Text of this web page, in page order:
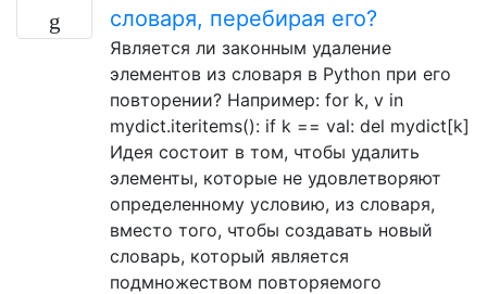
словаря, перебирая его?
Является ли законным удаление
элементов из словаря в Python при его
повторении? Например: for k, v in
mydict.iteritems(): if k == val: del mydict[k]
Идея состоит в том, чтобы удалить
элементы, которые не удовлетворяют
определенному условию, из словаря,
вместо того, чтобы создавать новый
словарь, который является
подмножеством повторяемого